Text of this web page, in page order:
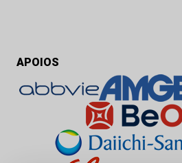
APOIOS